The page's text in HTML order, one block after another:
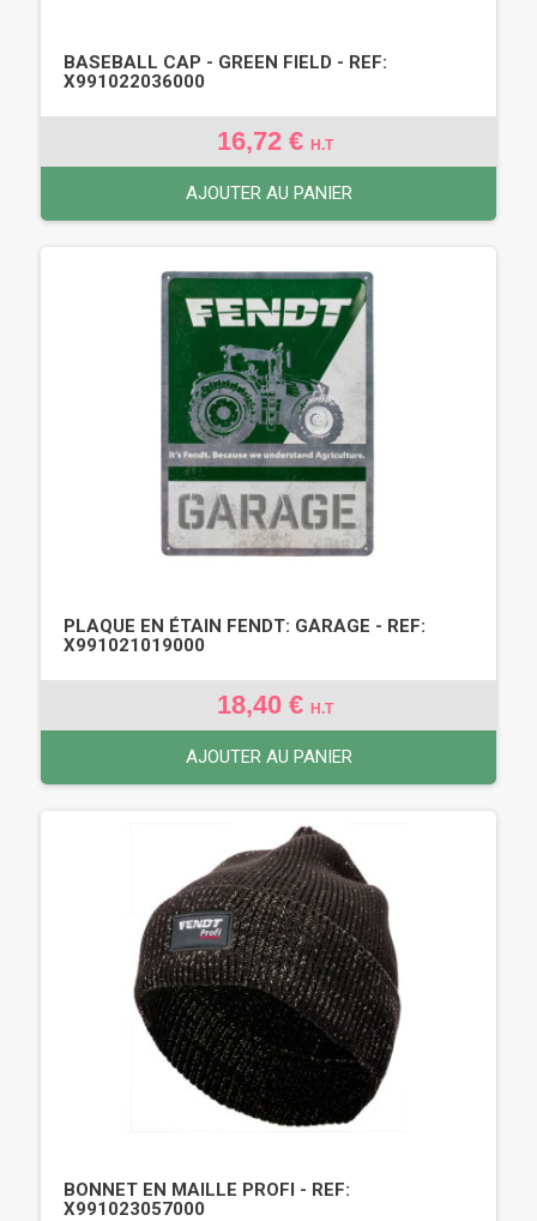
BASEBALL CAP - GREEN FIELD - REF:
X991022036000
16,72 € H.T
AJOUTER AU PANIER
PLAQUE EN ÉTAIN FENDT: GARAGE - REF:
X991021019000
18,40 € H.T
AJOUTER AU PANIER
BONNET EN MAILLE PROFI - REF:
X991023057000